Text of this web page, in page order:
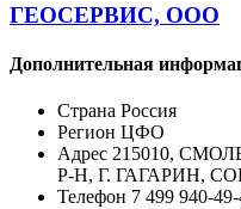
ГЕОСЕРВИС, ООО
Дополнительная
Страна Россия
Регион ЦФО
Адрес 215010,
Р-Н, Г. ГАГАРИН,
Телефон 7 499 940-49-